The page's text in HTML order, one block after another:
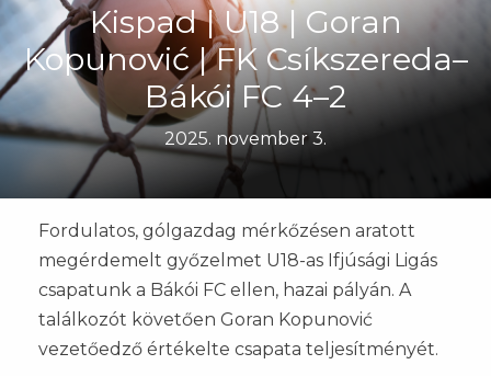
Kispad | U18 | Goran
Kopunović | FK Csíkszereda–
Bákói FC 4–2
2025. november 3.
Fordulatos, gólgazdag mérkőzésen aratott
megérdemelt győzelmet U18-as Ifjúsági Ligás
csapatunk a Bákói FC ellen, hazai pályán. A
találkozót követően Goran Kopunović
vezetőedző értékelte csapata teljesítményét.